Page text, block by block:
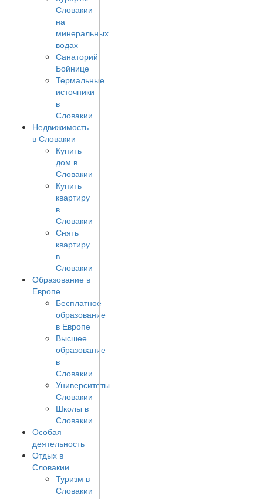
Словакии
на
минеральных
водах
Санаторий
Бойнице
Термальные
источники
в
Словакии
Недвижимость
в Словакии
Купить
дом в
Словакии
Купить
квартиру
в
Словакии
Снять
квартиру
в
Словакии
Образование в
Европе
Бесплатное
образование
в Европе
Высшее
образование
в
Словакии
Университеты
Словакии
Школы в
Словакии
Особая
деятельность
Отдых в
Словакии
Туризм в
Словакии